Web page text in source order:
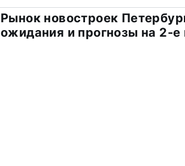
Рынок новостроек
ожидания и прогнозы на 2-е